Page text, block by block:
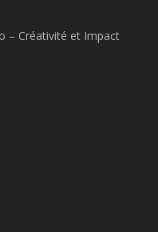
– Créativité et Impact